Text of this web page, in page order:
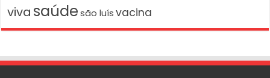
viva saúde são luís vacina